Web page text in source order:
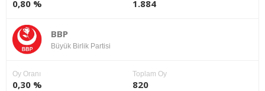
0,80 % 1.884
BBP
Büyük Birlik Partisi
Oy Oranı
0,30 %
Toplam Oy
820